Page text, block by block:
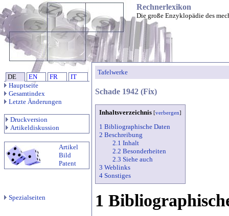
Rechnerlexikon
Die große Enzyklopädie des
DE EN FR
IT
Hauptseite
Gesamtindex
Letzte Änderungen
Druckversion
Artikeldiskussion
Artikel
Bild
Patent
Spezialseiten
Tafelwerke
Schade 1942 (Fix)
Inhaltsverzeichnis [verbergen]
1 Bibliographische Daten
2 Beschreibung
2.1 Inhalt
2.2 Besonderheiten
2.3 Siehe auch
3 Weblinks
4 Sonstiges
1